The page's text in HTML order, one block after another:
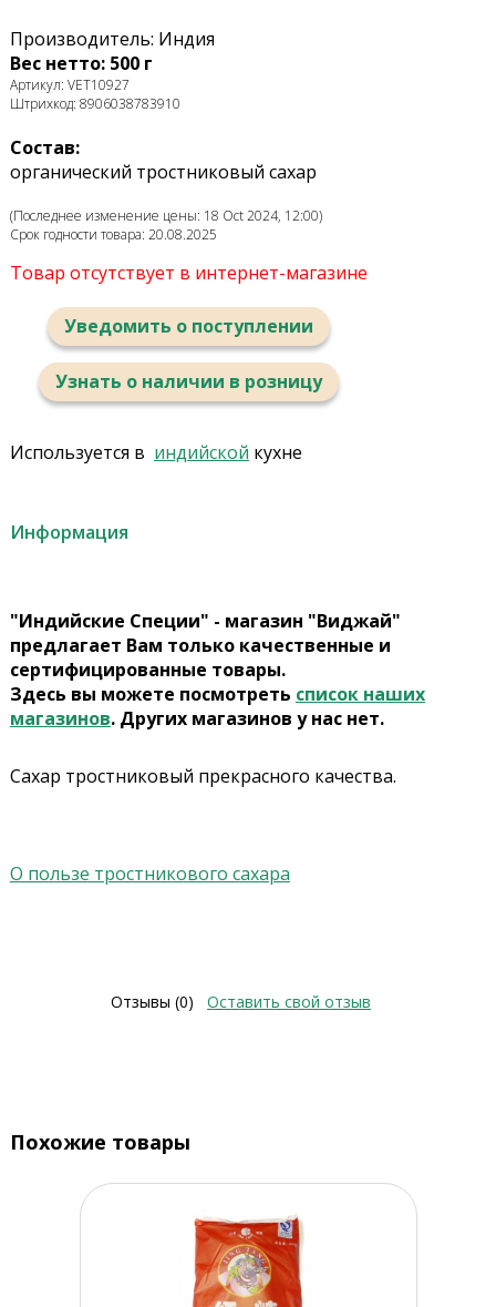
Производитель: Индия
Вес нетто: 500 г
Артикул: VET10927
Штрихкод: 8906038783910
Состав:
органический тростниковый сахар
(Последнее изменение цены: 18 Oct 2024, 12:00)
Срок годности товара: 20.08.2025
Товар отсутствует в интернет-магазине
Уведомить о поступлении
Узнать о наличии в розницу
Используется в индийской кухне
Информация
"Индийские Специи" - магазин "Виджай"
предлагает Вам только качественные и
сертифицированные товары.
Здесь вы можете посмотреть список наших
магазинов. Других магазинов у нас нет.
Сахар тростниковый прекрасного качества.
О пользе тростникового сахара
Отзывы (0) Оставить свой отзыв
Похожие товары